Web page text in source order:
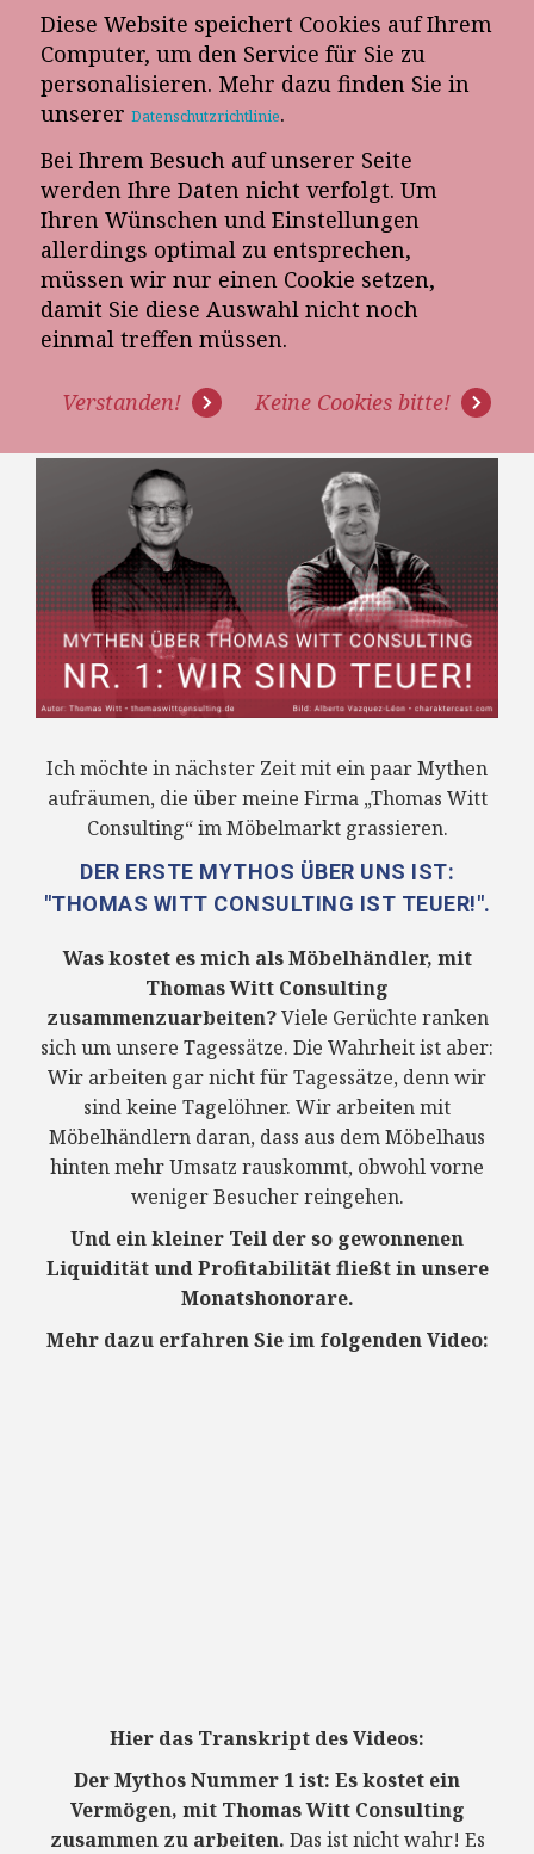
Diese Website speichert Cookies auf Ihrem
Computer, um den Service für Sie zu
personalisieren. Mehr dazu finden Sie in
unserer Datenschutzrichtlinie.
Bei Ihrem Besuch auf unserer Seite
werden Ihre Daten nicht verfolgt. Um
Ihren Wünschen und Einstellungen
allerdings optimal zu entsprechen,
müssen wir nur einen Cookie setzen,
damit Sie diese Auswahl nicht noch
einmal treffen müssen.
Verstanden! Keine Cookies bitte!
E-Mail-Newsletter
Telefon-Termin
[VIDEO] MYTHEN ÜBER
THOMAS WITT CONSULTING:
SIND WIR TEUER?
Ich möchte in nächster Zeit mit ein paar Mythen
aufräumen, die über meine Firma „Thomas Witt
Consulting“ im Möbelmarkt grassieren.
DER ERSTE MYTHOS ÜBER UNS IST:
"THOMAS WITT CONSULTING IST TEUER!".
Was kostet es mich als Möbelhändler, mit
Thomas Witt Consulting
zusammenzuarbeiten?Viele Gerüchte ranken
sich um unsere Tagessätze. Die Wahrheit ist aber:
Wir arbeiten gar nicht für Tagessätze, denn wir
sind keine Tagelöhner. Wir arbeiten mit
Möbelhändlern daran, dass aus dem Möbelhaus
hinten mehr Umsatz rauskommt, obwohl vorne
weniger Besucher reingehen.
Und ein kleiner Teil der so gewonnenen
Liquidität und Profitabilität fließt in unsere
Monatshonorare.
Mehr dazu erfahren Sie im folgenden Video:
Hier das Transkript des Videos:
Der Mythos Nummer 1 ist: Es kostet ein
Vermögen, mit Thomas Witt Consulting
zusammen zu arbeiten. Das ist nicht wahr! Es